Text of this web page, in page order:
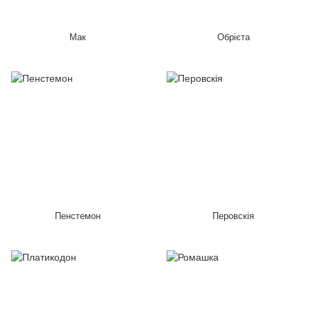
Мак Обрієта
Пенстемон Перовскія